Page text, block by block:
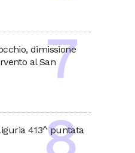
dimissione
al San
413^ puntata